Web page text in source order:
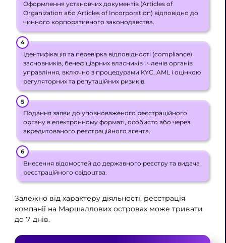
Оформлення установчих документів (Articles of
Organization або Articles of Incorporation) відповідно до
чинного корпоративного законодавства.
Ідентифікація та перевірка відповідності (compliance)
засновників, бенефіціарних власників і членів органів
управління, включно з процедурами KYC, AML і оцінкою
регуляторних та репутаційних ризиків.
Подання заяви до уповноваженого реєстраційного
органу в електронному форматі, особисто або через
акредитованого реєстраційного агента.
Внесення відомостей до державного реєстру та видача
реєстраційного свідоцтва.
Залежно від характеру діяльності, реєстрація
компанії на Маршаллових островах може тривати
до 7 днів.